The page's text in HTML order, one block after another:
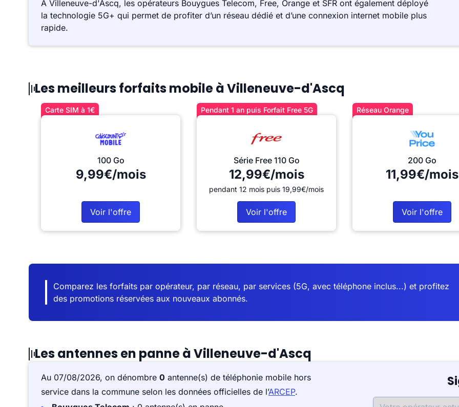
À Villeneuve-d'Ascq, les opérateurs Bouygues Telecom, Free, Orange et SFR ont également déployé
la technologie 5G+ qui permet de profiter d’un réseau dédié et d’une connexion internet mobile plus
rapide.
Les meilleurs forfaits mobile à Villeneuve-d'Ascq
Carte SIM à 1€
100 Go
9,99€/mois
Voir l'offre
Pendant 1 an puis Forfait Free 5G
Série Free 110 Go
12,99€/mois
pendant 12 mois puis 19,99€/mois
Voir l'offre
Réseau Orange
200 Go
11,99€/mois
Voir l'offre
Comparez les forfaits par opérateur, par réseau, par services (5G, avec téléphone inclus...) et profitez
des promotions réservées aux nouveaux abonnés.
Les antennes en panne à Villeneuve-d'Ascq
Au 07/08/2026, on dénombre 0 antenne(s) de téléphonie mobile hors
service dans la commune selon les données officielles de l’ARCEP.